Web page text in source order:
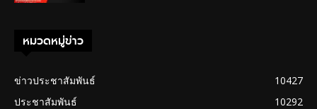
หมวดหมู่ข่าว
ข่าวประชาสัมพันธ์
10427
ประชาสัมพันธ์
10292